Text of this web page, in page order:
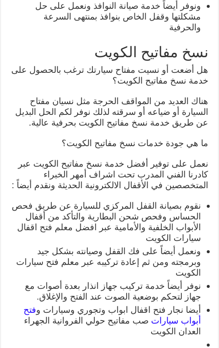
ونوفر أيضاً خدمة صيانة النوافذ ونعمل على حل
مشكلتها وقفل الخاص بنوافذ بمنتهى السرعة
والحرفية
نسخ مفاتيح الكويت
هل أضعت أو نسيت مفتاح سيارتك ترغب بالحصول على
خدمة نسخ مفاتيح الكويت؟
هناك العديد من المواقف الحرجة مثل نسيان مفتاح
السيارة أو ضياعه أو سرقته لذلك نوفر لكم الحل البديل
عن طريق خدمة نسخ مفاتيح الكويت بحرفية عالية.
ما هي جودة خدمات نسخ مفاتيح الكويت؟
نعمل على توفير أفضل خدمة نسخ مفاتيح الكويت عبر
كادرنا الفني المدرب تحت اشراف أمهر الخبراء
المتخصصين في الأقفال الالكترونية الحديثة ونقدم أيضاً :
نقوم بصيانة القفل المركزي للسيارة عن طريق فحص
الحساس وفحص شحن البطارية والتأكد من أقفال
الأبواب الخلفية والأمامية عبر افضل معلم فتح اقفال
سيارات الكويت
ونعمل أيضاً على فك القفل وصيانته بشكل جيد
وبرمجته ومن ثم إعادة تركيبه عبر معلم فتح سيارات
الكويت
نوفر أيضاً خدمة تركيب جهاز انذار بعدة أصوات مع
جهاز لتحكم بوضعية الصوت عند الفتح والإغلاق.
أيضا نجار فتح اقفال ابواب وتجوري وسيارات وفتح
أبواب سيارات صب مفاتيح حولي الفروانية الجهراء
العدان الكويت